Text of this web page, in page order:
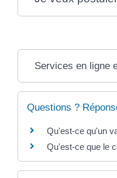
Services en ligne
Questions ?
Qu'est-ce qu'un
Qu'est-ce que le